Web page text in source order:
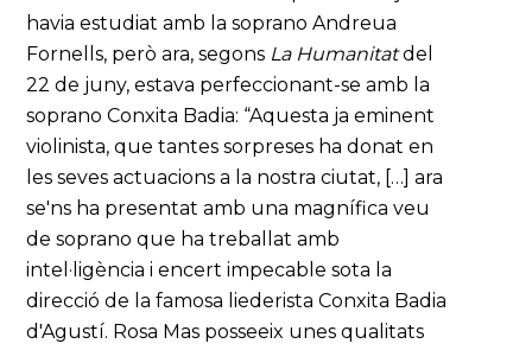
havia estudiat amb la soprano Andreua
Fornells, però ara, segons La Humanitatdel
22 de juny, estava perfeccionant-se amb la
soprano Conxita Badia: “Aquesta ja eminent
violinista, que tantes sorpreses ha donat en
les seves actuacions a la nostra ciutat, […] ara
se'ns ha presentat amb una magnífica veu
de soprano que ha treballat amb
intel·ligència i encert impecable sota la
direcció de la famosa liederista Conxita Badia
d'Agustí. Rosa Mas posseeix unes qualitats